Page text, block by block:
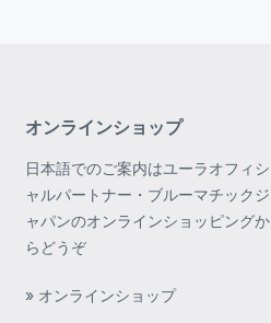
オンラインショップ
日本語でのご案内はユーラオフィシ
ャルパートナー・ブルーマチックジ
ャパンのオンラインショッピングか
らどうぞ
» オンラインショップ